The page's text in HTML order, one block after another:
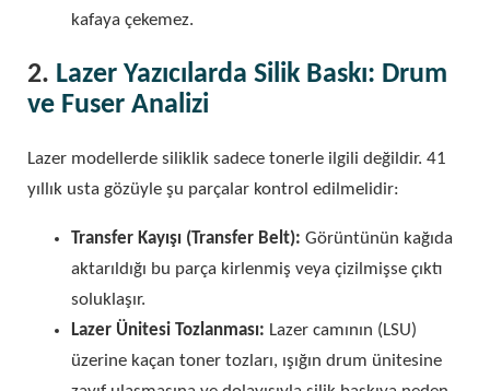
kafaya çekemez.
2. Lazer Yazıcılarda Silik Baskı: Drum
ve Fuser Analizi
Lazer modellerde siliklik sadece tonerle ilgili değildir. 41
yıllık usta gözüyle şu parçalar kontrol edilmelidir:
Transfer Kayışı (Transfer Belt): Görüntünün kağıda
aktarıldığı bu parça kirlenmiş veya çizilmişse çıktı
soluklaşır.
Lazer Ünitesi Tozlanması: Lazer camının (LSU)
üzerine kaçan toner tozları, ışığın drum ünitesine